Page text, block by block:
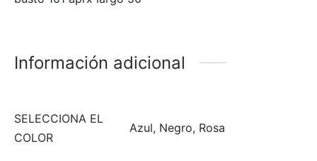
Información adicional
SELECCIONA EL
COLOR
Azul, Negro, Rosa